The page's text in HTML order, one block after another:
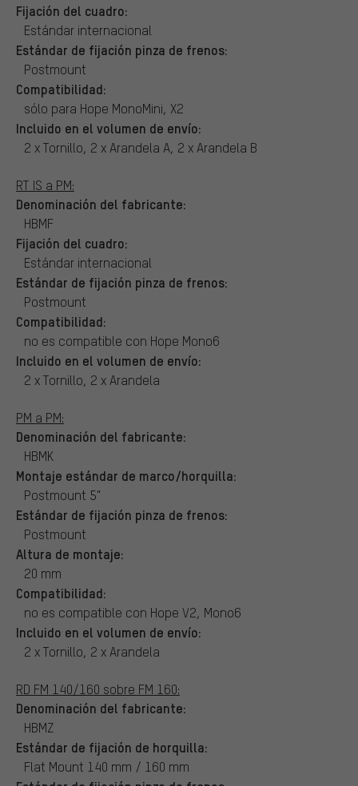
Fijación del cuadro:
Estándar internacional
Estándar de fijación pinza de frenos:
Postmount
Compatibilidad:
sólo para Hope MonoMini, X2
Incluido en el volumen de envío:
2 x Tornillo, 2 x Arandela A, 2 x Arandela B
RT IS a PM:
Denominación del fabricante:
HBMF
Fijación del cuadro:
Estándar internacional
Estándar de fijación pinza de frenos:
Postmount
Compatibilidad:
no es compatible con Hope Mono6
Incluido en el volumen de envío:
2 x Tornillo, 2 x Arandela
PM a PM:
Denominación del fabricante:
HBMK
Montaje estándar de marco/horquilla:
Postmount 5"
Estándar de fijación pinza de frenos:
Postmount
Altura de montaje:
20 mm
Compatibilidad:
no es compatible con Hope V2, Mono6
Incluido en el volumen de envío:
2 x Tornillo, 2 x Arandela
RD FM 140/160 sobre FM 160:
Denominación del fabricante:
HBMZ
Estándar de fijación de horquilla:
Flat Mount 140 mm / 160 mm